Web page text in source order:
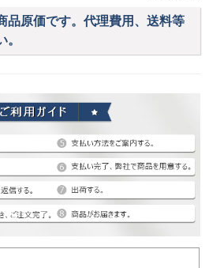
品原価です。代理費用、送料等